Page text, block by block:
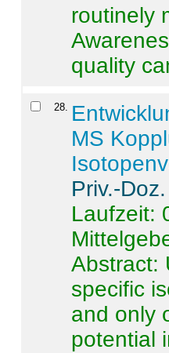
routinely
quality
28.
MS
Priv.-
Laufzeit:
Abstract:
specific
and only
potential